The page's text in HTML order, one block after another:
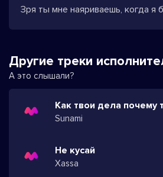
Зря ты мне наяриваешь, когда я
Другие треки
А это слышали?
Sunami
Не кусай
Xassa